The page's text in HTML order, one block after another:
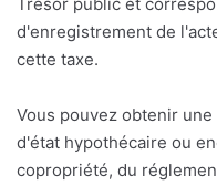
d'enregistrement de
cette taxe.
Vous pouvez obtenir
d'état hypothécaire ou
copropriété, du